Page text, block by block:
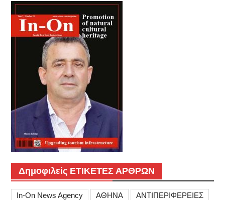
Δημοφιλείς ΕΤΙΚΕΤΕΣ ΑΡΘΡΩΝ
In-On News Agency ΑΘΗΝΑ
ΑΝΤΙΠΕΡΙΦΕΡΕΙΕΣ